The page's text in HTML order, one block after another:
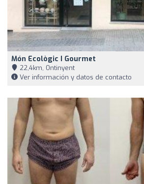
Món Ecològic I Gourmet
22,4km, Ontinyent
Ver información y datos de contacto